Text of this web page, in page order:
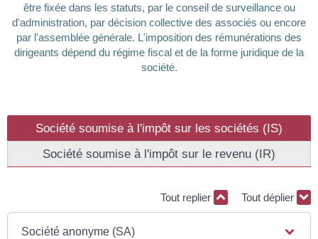
être fixée dans les statuts, par le conseil de surveillance ou
d'administration, par décision collective des associés ou encore
par l'assemblée générale. L'imposition des rémunérations des
dirigeants dépend du régime fiscal et de la forme juridique de la
société.
Société soumise à l'impôt sur les sociétés (IS)
Société soumise à l'impôt sur le revenu (IR)
Tout replier Tout déplier
Société anonyme (SA)